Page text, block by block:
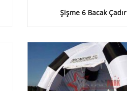
Şişme 6 Bacak Çadır